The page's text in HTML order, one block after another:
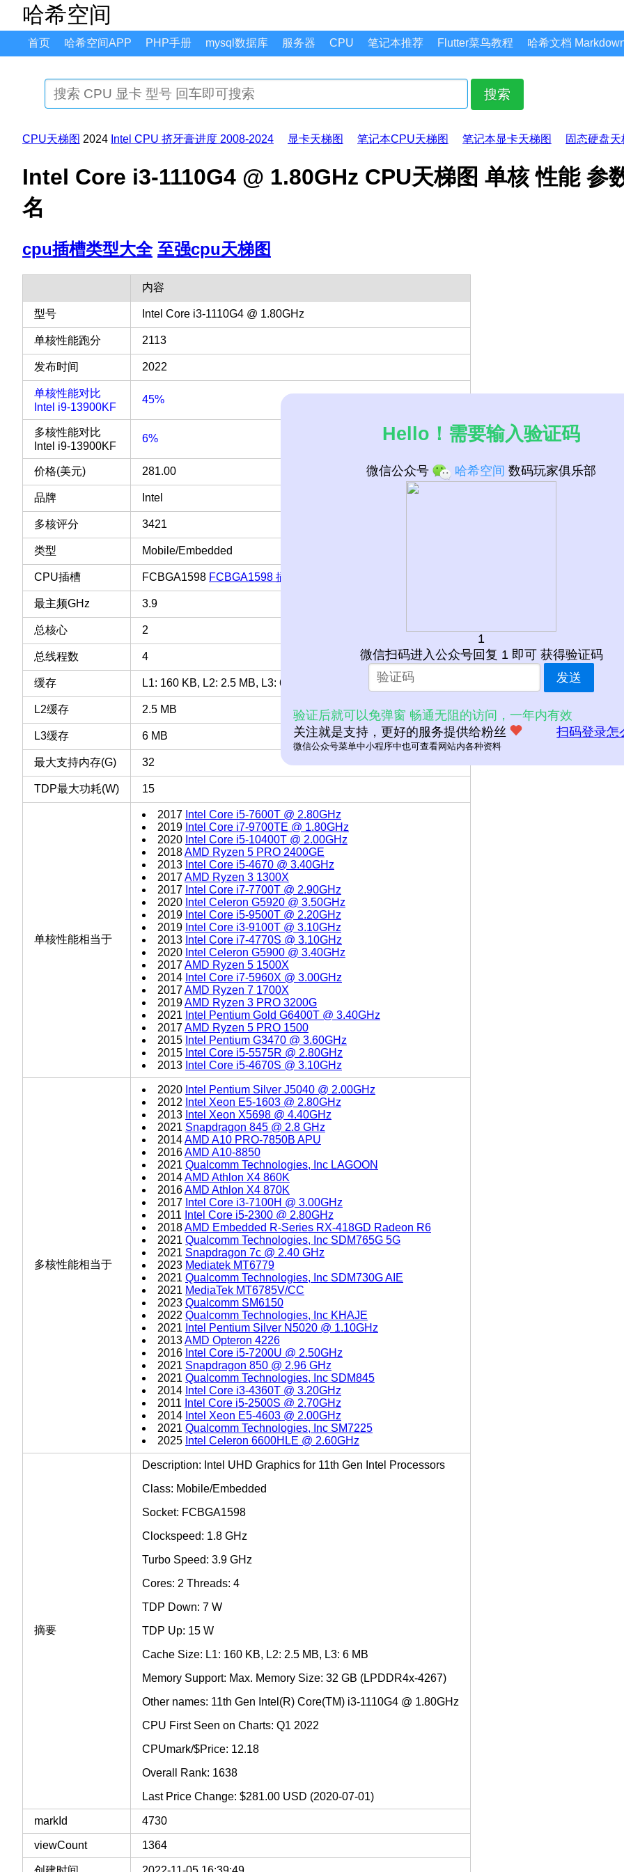
哈希空间
首页 哈希空间APP PHP手册 mysql数据库 服务器 CPU 笔记本推荐 Flutter菜鸟教程 哈希文档
搜索
CPU天梯图 2024 Intel CPU 挤牙膏进度 2008-2024 显卡天梯图 笔记本CPU天梯图 笔记本显卡天梯图 固态硬盘天
Intel Core i3-1110G4 @ 1.80GHz CPU天梯图 单核 性能 参
名
cpu插槽类型大全 至强cpu天梯图
内容
型号 Intel Core i3-1110G4 @ 1.80GHz
单核性能跑分 2113
发布时间 2022
单核性能对比
Intel i9-13900KF
45%
多核性能对比
Intel i9-13900KF
6%
价格(美元) 281.00
品牌 Intel
多核评分 3421
类型 Mobile/Embedded
CPU插槽 FCBGA1598 FCBGA1598 插槽 接口 CPU列表
最主频GHz 3.9
总核心 2
总线程数 4
缓存 L1: 160 KB, L2: 2.5 MB, L3: 6 MB
L2缓存 2.5 MB
L3缓存 6 MB
最大支持内存(G) 32
TDP最大功耗(W) 15
单核性能相当于
2017 Intel Core i5-7600T @ 2.80GHz
2019 Intel Core i7-9700TE @ 1.80GHz
2020 Intel Core i5-10400T @ 2.00GHz
2018AMD Ryzen 5 PRO 2400GE
2013 Intel Core i5-4670 @ 3.40GHz
2017AMD Ryzen 3 1300X
2017 Intel Core i7-7700T @ 2.90GHz
2020 Intel Celeron G5920 @ 3.50GHz
2019 Intel Core i5-9500T @ 2.20GHz
2019 Intel Core i3-9100T @ 3.10GHz
2013 Intel Core i7-4770S @ 3.10GHz
2020 Intel Celeron G5900 @ 3.40GHz
2017AMD Ryzen 5 1500X
2014 Intel Core i7-5960X @ 3.00GHz
2017AMD Ryzen 7 1700X
2019AMD Ryzen 3 PRO 3200G
2021 Intel Pentium Gold G6400T @ 3.40GHz
2017AMD Ryzen 5 PRO 1500
2015 Intel Pentium G3470 @ 3.60GHz
2015 Intel Core i5-5575R @ 2.80GHz
2013 Intel Core i5-4670S @ 3.10GHz
多核性能相当于
2020 Intel Pentium Silver J5040 @ 2.00GHz
2012 Intel Xeon E5-1603 @ 2.80GHz
2013 Intel Xeon X5698 @ 4.40GHz
2021 Snapdragon 845 @ 2.8 GHz
2014AMD A10 PRO-7850B APU
2016AMD A10-8850
2021 Qualcomm Technologies, Inc LAGOON
2014AMD Athlon X4 860K
2016AMD Athlon X4 870K
2017 Intel Core i3-7100H @ 3.00GHz
2011 Intel Core i5-2300 @ 2.80GHz
2018AMD Embedded R-Series RX-418GD Radeon R6
2021 Qualcomm Technologies, Inc SDM765G 5G
2021 Snapdragon 7c @ 2.40 GHz
2023 Mediatek MT6779
2021 Qualcomm Technologies, Inc SDM730G AIE
2021 MediaTek MT6785V/CC
2023 Qualcomm SM6150
2022 Qualcomm Technologies, Inc KHAJE
2021 Intel Pentium Silver N5020 @ 1.10GHz
2013AMD Opteron 4226
2016 Intel Core i5-7200U @ 2.50GHz
2021 Snapdragon 850 @ 2.96 GHz
2021 Qualcomm Technologies, Inc SDM845
2014 Intel Core i3-4360T @ 3.20GHz
2011 Intel Core i5-2500S @ 2.70GHz
2014 Intel Xeon E5-4603 @ 2.00GHz
2021 Qualcomm Technologies, Inc SM7225
2025 Intel Celeron 6600HLE @ 2.60GHz
摘要
Description: Intel UHD Graphics for 11th Gen Intel Processors
Class: Mobile/Embedded
Socket: FCBGA1598
Clockspeed: 1.8 GHz
Turbo Speed: 3.9 GHz
Cores: 2 Threads: 4
TDP Down: 7 W
TDP Up: 15 W
Cache Size: L1: 160 KB, L2: 2.5 MB, L3: 6 MB
Memory Support: Max. Memory Size: 32 GB (LPDDR4x-4267)
Other names: 11th Gen Intel(R) Core(TM) i3-1110G4 @ 1.80GHz
CPU First Seen on Charts: Q1 2022
CPUmark/$Price: 12.18
Overall Rank: 1638
Last Price Change: $281.00 USD (2020-07-01)
markId 4730
viewCount 1364
Hello！需要输入验证码
微信公众号 哈希空间 数码玩家俱乐部
1
微信扫码进入公众号回复 1 即可 获得验证码
发送
验证后就可以免弹窗 畅通无阻的访问，一年内有效
关注就是支持，更好的服务提供给粉丝
扫码登录怎
微信公众号菜单中小程序中也可查看网站内各种资料